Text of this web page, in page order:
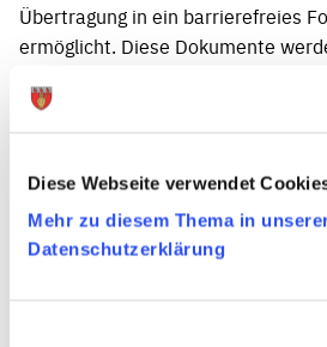
Diese Webseite verwendet
Mehr zu diesem Thema in
Datenschutzerklärung
Übertragung in ein barrierefreies
ermöglicht. Diese Dokumente
Dokumente, die von Dritten (z.B.
barrierefrei vor.
In den Webauftritt